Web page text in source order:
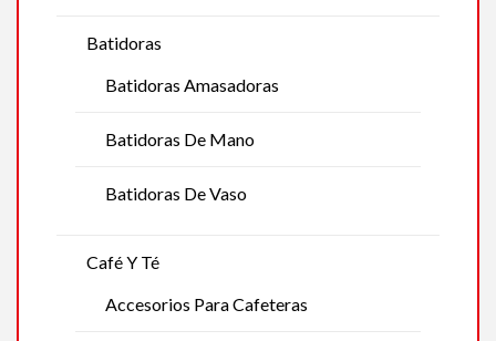
Batidoras
Batidoras Amasadoras
Batidoras De Mano
Batidoras De Vaso
Café Y Té
Accesorios Para Cafeteras